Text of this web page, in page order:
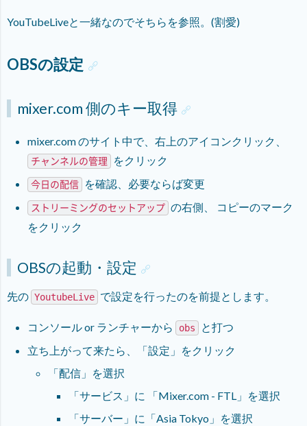
YouTubeLiveと一緒なのでそちらを参照。(割愛)
OBSの設定
mixer.com 側のキー取得
mixer.com のサイト中で、右上のアイコンクリック、
チャンネルの管理 をクリック
今日の配信 を確認、必要ならば変更
ストリーミングのセットアップ の右側、 コピーのマーク
をクリック
OBSの起動・設定
先の YoutubeLive で設定を行ったのを前提とします。
コンソール or ランチャーから obs
と打つ
立ち上がって来たら、「設定」をクリック
「配信」を選択
「サービス」に 「Mixer.com - FTL」を選択
「サーバー」に「Asia Tokyo」を選択